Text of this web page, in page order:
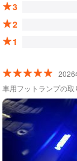
3
2
1
2026
車用フットランプの取